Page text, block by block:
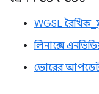
WGSL
লিনাক্সে
ভোরের